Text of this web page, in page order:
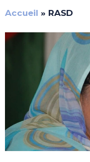
Accueil » RASD